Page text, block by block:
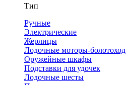
Тип
Ручные
Электрические
Жерлицы
Лодочные моторы-
Оружейные шкафы
Подставки для удочек
Лодочные шесты